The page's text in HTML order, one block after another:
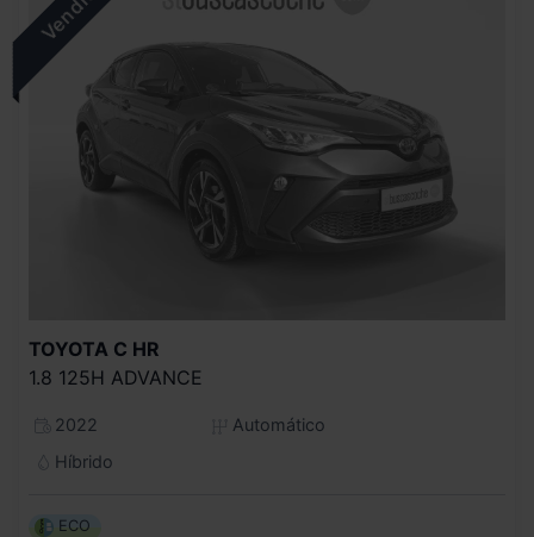
TOYOTA C HR
1.8 125H ADVANCE
2022
Automático
Híbrido
ECO